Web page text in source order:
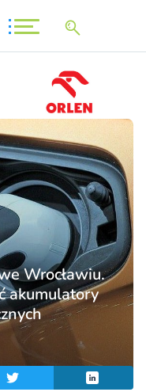
Wrocławiu.
akumulatory